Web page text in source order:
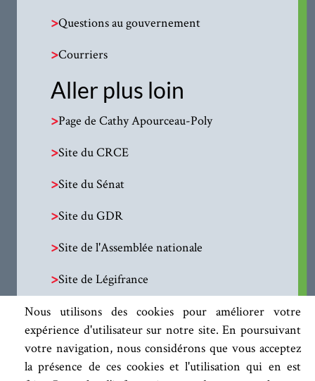
Nous utilisons des cookies pour améliorer votre
expérience d'utilisateur sur notre site. En poursuivant
votre navigation, nous considérons que vous acceptez
la présence de ces cookies et l'utilisation qui en est
>Questions au gouvernement
>Courriers
Aller plus loin
>Page de Cathy Apourceau-Poly
>Site du CRCE
>Site du Sénat
>Site du GDR
>Site de l'Assemblée nationale
>Site de Légifrance